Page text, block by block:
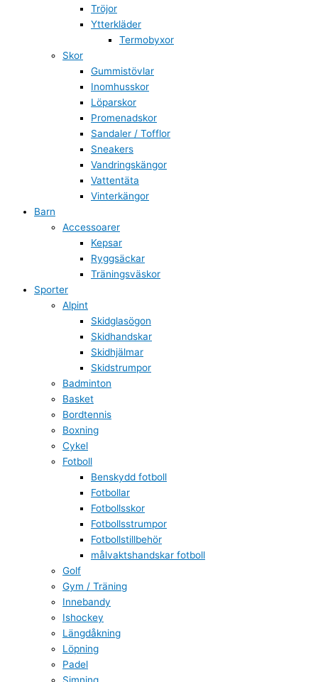
Tröjor
Ytterkläder
Termobyxor
Skor
Gummistövlar
Inomhusskor
Löparskor
Promenadskor
Sandaler / Tofflor
Sneakers
Vandringskängor
Vattentäta
Vinterkängor
Barn
Accessoarer
Kepsar
Ryggsäckar
Träningsväskor
Sporter
Alpint
Skidglasögon
Skidhandskar
Skidhjälmar
Skidstrumpor
Badminton
Basket
Bordtennis
Boxning
Cykel
Fotboll
Benskydd fotboll
Fotbollar
Fotbollsskor
Fotbollsstrumpor
Fotbollstillbehör
målvaktshandskar fotboll
Golf
Gym / Träning
Innebandy
Ishockey
Längdåkning
Löpning
Padel